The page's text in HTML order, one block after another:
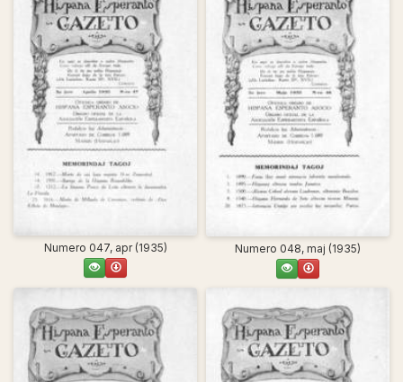
Numero 047, apr (1935) Numero 048, maj (1935)